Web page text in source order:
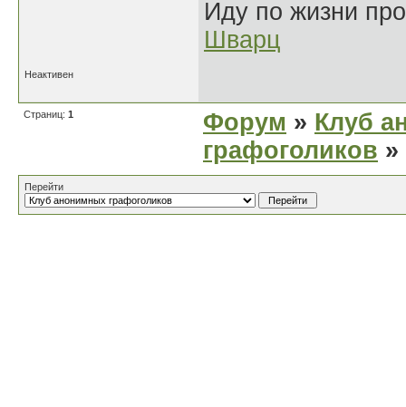
Иду по жизни
Шварц
Неактивен
Страниц: 1 Форум » Клуб
графоголиков
Перейти